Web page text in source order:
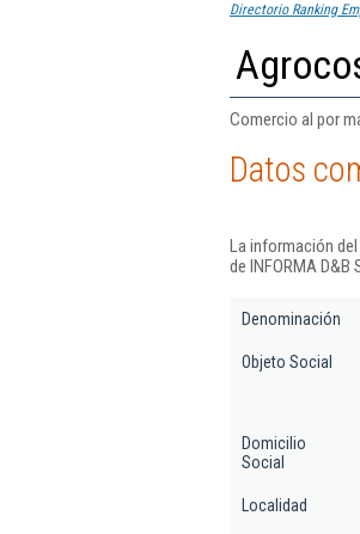
Directorio Ranking
Comercio al por
Datos
La información
de INFORMA D&B
Denominación
Objeto Social
Domicilio
Social
Localidad